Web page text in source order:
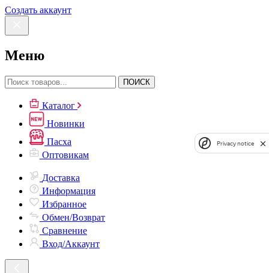
Создать аккаунт
Меню
ПОИСК
Каталог
Новинки
Пасха
Оптовикам
Доставка
Информация
Избранное
Обмен/Возврат
Сравнение
Вход/Аккаунт
Privacy notice